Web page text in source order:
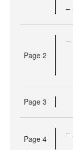
Page 2
Page 3
Page 4